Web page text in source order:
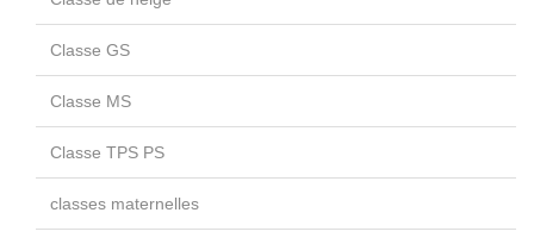
Classe GS
Classe MS
Classe TPS PS
classes maternelles